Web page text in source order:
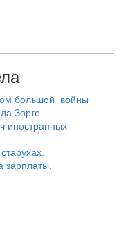
большой войны
Зорге
иностранных